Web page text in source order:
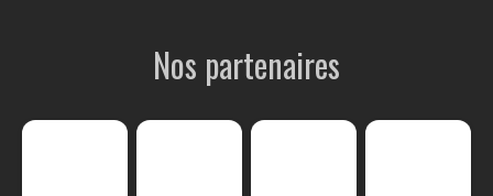
Nos partenaires